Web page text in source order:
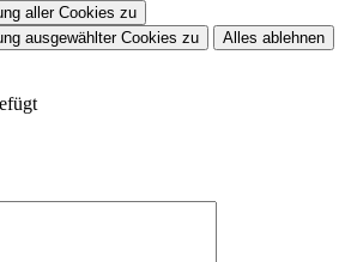
aller Cookies zu
ausgewählter Cookies zu
Alles ablehnen